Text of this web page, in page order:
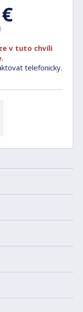
v tuto chvíli
telefonicky.